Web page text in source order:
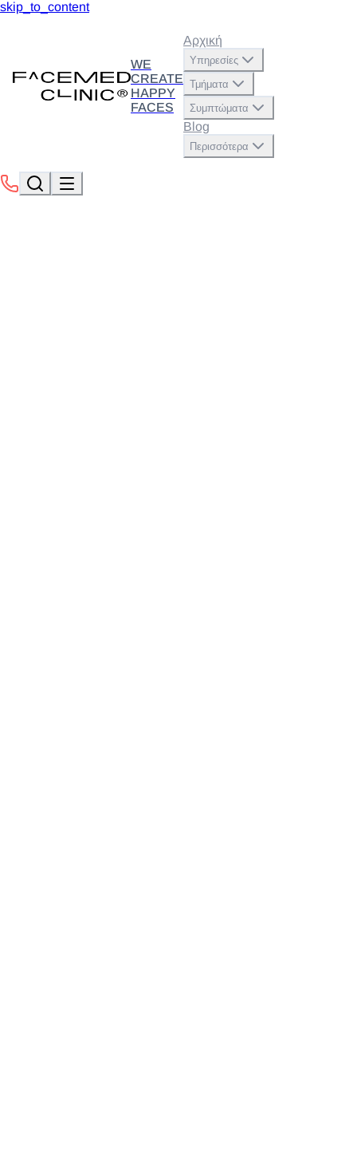
skip_to_content
WE
CREATE
HAPPY
FACES
Αρχική
Υπηρεσίες
Τμήματα
Συμπτώματα
Blog
Περισσότερα